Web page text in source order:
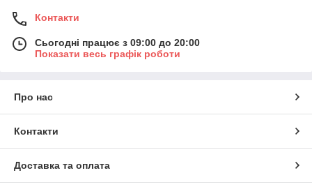
Контакти
Сьогодні працює з 09:00 до 20:00
Показати весь графік роботи
Про нас
Контакти
Доставка та оплата